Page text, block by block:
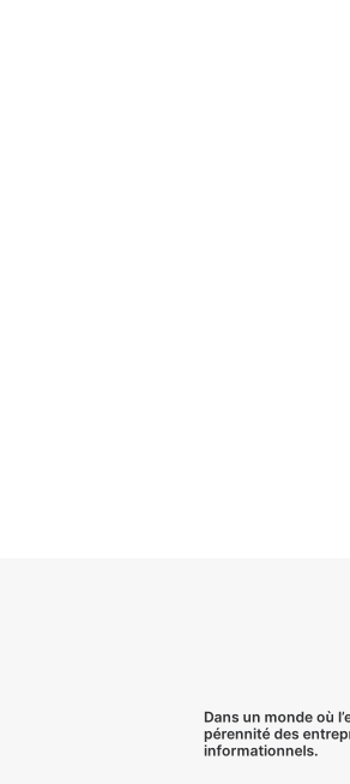
Dans un monde où l’
pérennité des
informationnels.